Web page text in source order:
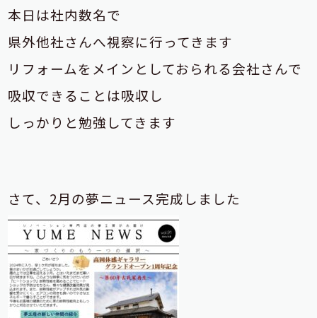
本日は社内数名で
県外他社さんへ視察に行ってきます
リフォームをメインとしておられる会社さんで
吸収できることは吸収し
しっかりと勉強してきます
さて、2月の夢ニュース完成しました